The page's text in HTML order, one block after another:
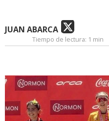
JUAN ABARCA
Tiempo de lectura: 1 min